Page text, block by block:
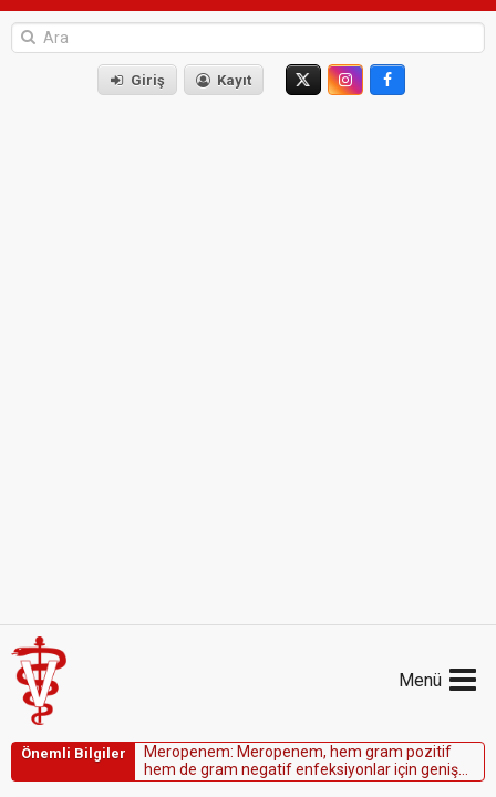
Giriş Kayıt
Menü
Önemli Bilgiler Meropenem: Meropenem, hem gram pozitif
hem de gram negatifenfeksiyon ariçin geniş
birkorumasağlamakiçinkullanılanbir